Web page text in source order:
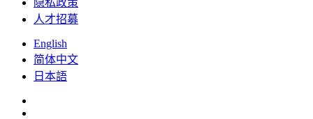
隐私政策
人才招募
English
简体中文
日本語